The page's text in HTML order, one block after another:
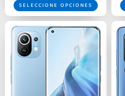
SELECCIONE OPCIONES